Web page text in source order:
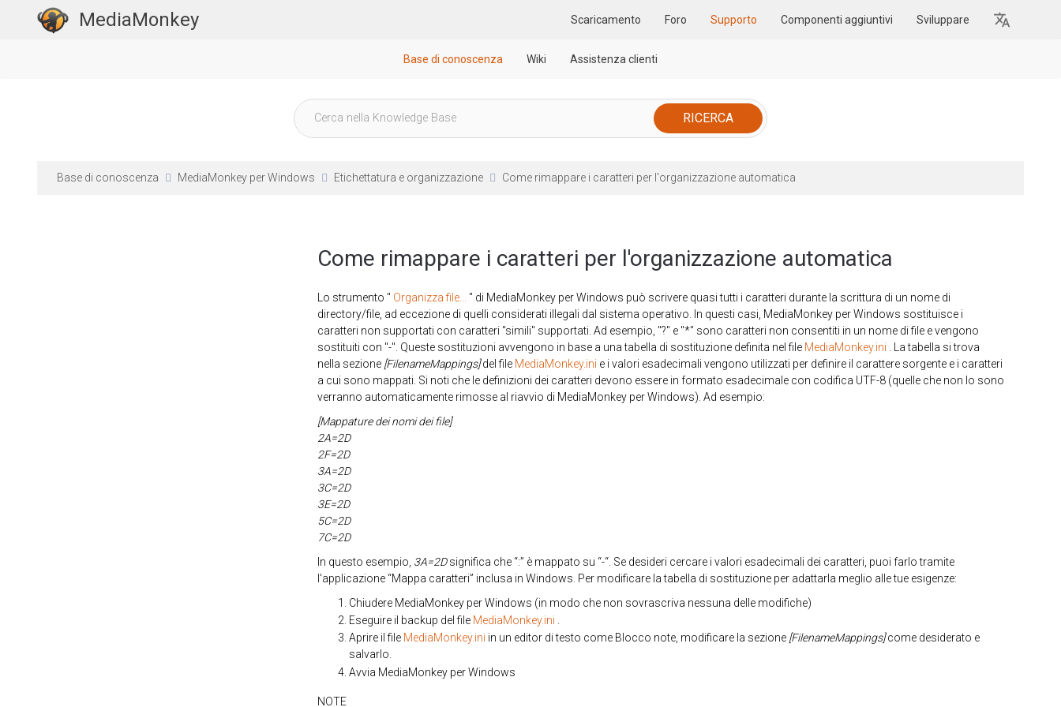
MediaMonkey Scaricamento Foro Supporto Componenti aggiuntivi Sviluppare
Base di conoscenza Wiki Assistenza clienti
Base di conoscenza MediaMonkey per Windows Etichettatura e organizzazione Come rimappare i caratteri per l'organizzazione automatica
Come rimappare i caratteri per l'organizzazione automatica
Lo strumento " Organizza file...
" di MediaMonkey per Windows può scrivere quasi tutti i caratteri durante la scrittura di un nome di
directory/file, ad eccezione di quelli considerati illegali dal sistema operativo. In questi casi, MediaMonkey per Windows sostituisce i
caratteri non supportati con caratteri "simili" supportati. Ad esempio, "?" e "*" sono caratteri non consentiti in un nome di file e vengono
sostituiti con "-". Queste sostituzioni avvengono in base a una tabella di sostituzione definita nel file MediaMonkey.ini . La tabella si trova
nella sezione [FilenameMappings]del file MediaMonkey.ini e i valori esadecimali vengono utilizzati per definire il carattere sorgente e i caratteri
a cui sono mappati. Si noti che le definizioni dei caratteri devono essere in formato esadecimale con codifica UTF-8 (quelle che non lo sono
verranno automaticamente rimosse al riavvio di MediaMonkey per Windows). Ad esempio:
[Mappature dei nomi dei file]
2A=2D
2F=2D
3A=2D
3C=2D
3E=2D
5C=2D
7C=2D
In questo esempio, 3A=2Dsignifica che “:” è mappato su “-“. Se desideri cercare i valori esadecimali dei caratteri, puoi farlo tramite
l'applicazione “Mappa caratteri” inclusa in Windows. Per modificare la tabella di sostituzione per adattarla meglio alle tue esigenze:
Chiudere MediaMonkey per Windows (in modo che non sovrascriva nessuna delle modifiche)
Eseguire il backup del file MediaMonkey.ini
Aprire il file MediaMonkey.ini in un editor di testo come Blocco note, modificare la sezione [FilenameMappings]come desiderato e
salvarlo.
Avvia MediaMonkey per Windows
NOTE